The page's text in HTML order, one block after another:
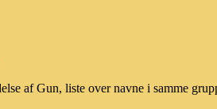
af Gun, liste over navne i samme